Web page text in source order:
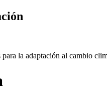
para la adaptación al cambio